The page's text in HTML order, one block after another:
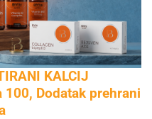
KALCIJ
100, Dodatak prehrani